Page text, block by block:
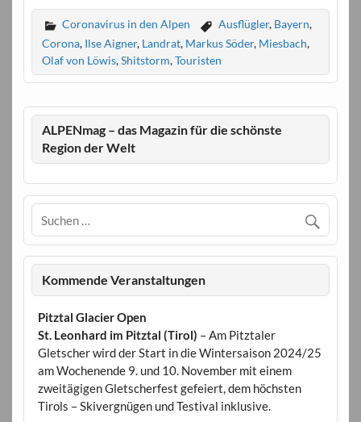
Coronavirus in den Alpen Ausflügler, Bayern,
Corona, Ilse Aigner, Landrat, Markus Söder, Miesbach,
Olaf von Löwis,Shitstorm,Touristen
ALPENmag – das Magazin für die schönste
Region der Welt
Kommende Veranstaltungen
Pitztal Glacier Open
St. Leonhard im Pitztal (Tirol) – Am Pitztaler
Gletscher wird der Start in die Wintersaison 2024/25
am Wochenende 9. und 10. November mit einem
zweitägigen Gletscherfest gefeiert, dem höchsten
Tirols – Skivergnügen und Testival inklusive.